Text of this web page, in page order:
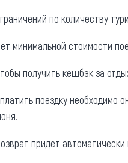
по количеству
минимальной стоимости
получить кешбэк за
поездку необходимо
придет